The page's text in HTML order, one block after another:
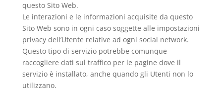
questo Sito Web.
Le interazioni e le informazioni acquisite da questo
Sito Web sono in ogni caso soggette alle impostazioni
privacy dell’Utente relative ad ogni social network.
Questo tipo di servizio potrebbe comunque
raccogliere dati sul traffico per le pagine dove il
servizio è installato, anche quando gli Utenti non lo
utilizzano.